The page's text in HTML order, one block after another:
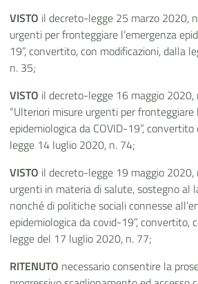
VISTO il decreto-legge 25 marzo 2020,
urgenti per fronteggiare l’emergenza
19”, convertito, con modificazioni, dalla
n. 35;
VISTO il decreto-legge 16 maggio 2020,
“Ulteriori misure urgenti per
epidemiologica da COVID-19”,
legge 14 luglio 2020, n. 74;
VISTO il decreto-legge 19 maggio 2020,
urgenti in materia di salute, sostegno al
nonché di politiche sociali connesse
epidemiologica da covid-19”, convertito,
legge del 17 luglio 2020, n. 77;
RITENUTO necessario consentire la